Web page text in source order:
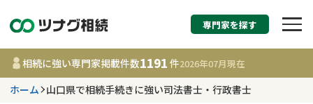
相続税申告・相続手
す
専門家を探す
相続に強い専門家掲載件数1191 件2026年07月現在
ホーム 山口県で相続手続きに強い司法書士・行政書士